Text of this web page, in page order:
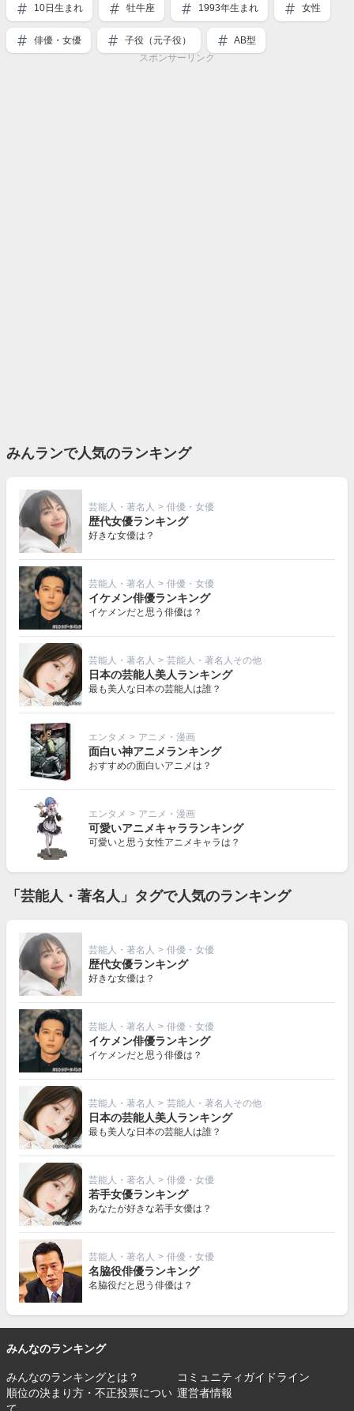
10日生まれ 牡牛座 1993年生まれ 女性
俳優・女優 子役（元子役）
AB型
スポンサーリンク
みんランで人気のランキング
芸能人・著名人 > 俳優・女優
歴代女優ランキング
好きな女優は？
芸能人・著名人 > 俳優・女優
イケメン俳優ランキング
イケメンだと思う俳優は？
芸能人・著名人 > 芸能人・著名人その他
日本の芸能人美人ランキング
最も美人な日本の芸能人は誰？
エンタメ > アニメ・漫画
面白い神アニメランキング
おすすめの面白いアニメは？
エンタメ > アニメ・漫画
可愛いアニメキャラランキング
可愛いと思う女性アニメキャラは？
「芸能人・著名人」タグで人気のランキング
芸能人・著名人 > 俳優・女優
歴代女優ランキング
好きな女優は？
芸能人・著名人 > 俳優・女優
イケメン俳優ランキング
イケメンだと思う俳優は？
芸能人・著名人 > 芸能人・著名人その他
日本の芸能人美人ランキング
最も美人な日本の芸能人は誰？
芸能人・著名人 > 俳優・女優
若手女優ランキング
あなたが好きな若手女優は？
芸能人・著名人 > 俳優・女優
名脇役俳優ランキング
名脇役だと思う俳優は？
みんなのランキング
みんなのランキングとは？
コミュニティガイドライン
順位の決まり方・不正投票につい 運営者情報